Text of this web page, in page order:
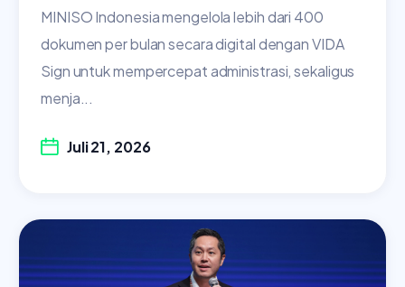
MINISO Indonesia mengelola lebih dari 400
dokumen per bulan secara digital dengan VIDA
Sign untuk mempercepat administrasi, sekaligus
menja...
Juli 21, 2026